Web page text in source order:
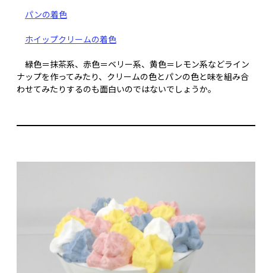
パンの着色
ホイップクリームの着色
緑色＝抹茶系、赤色＝ベリー系、黄色＝レモン系などライン
ナップを作ってみたり、クリームの色とパンの色と味を組み合
わせてみたりするのも面白いのではないでしょうか。